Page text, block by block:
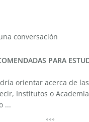
conversación
PARA
orientar acerca de
Institutos o
...